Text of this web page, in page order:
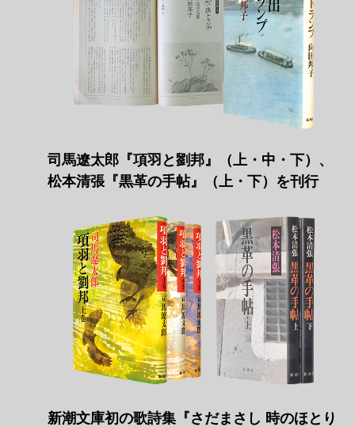
司馬遼󠄁太郎『項羽と劉邦』（上・中・下）、
松本清張『黒革の手帖』（上・下）を刊行
新潮文庫初の歌詩集『さだまさし 時のほとり